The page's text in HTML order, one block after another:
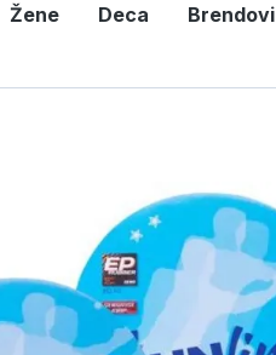
Žene Deca Brendovi